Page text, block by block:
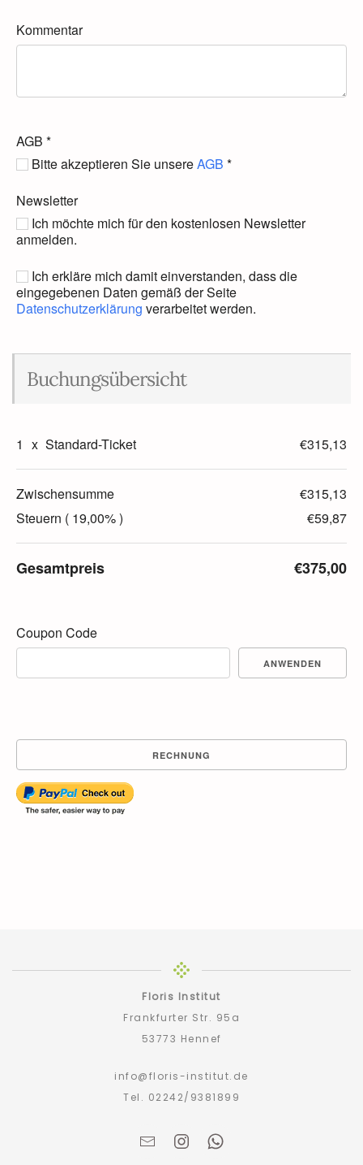
Kommentar
AGB *
Bitte akzeptieren Sie unsereAGB *
Newsletter
Ich möchte mich für den kostenlosen Newsletter
anmelden.
Ich erkläre mich damit einverstanden, dass die
eingegebenen Daten gemäß der Seite
Datenschutzerklärung verarbeitet werden.
Buchungsübersicht
1 x Standard-Ticket €315,13
Zwischensumme
€315,13
Steuern ( 19,00% )
€59,87
Gesamtpreis €375,00
Coupon Code
ANWENDEN
Floris Institut
Frankfurter Str. 95a
53773 Hennef
info@floris-institut.de
Tel. 02242/9381899